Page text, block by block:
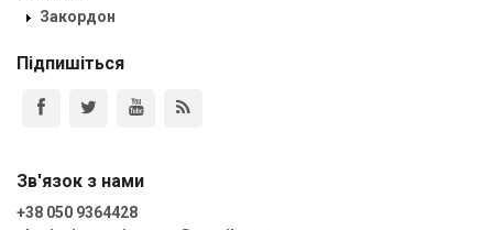
Закордон
Підпишіться
Зв'язок з нами
+38 050 9364428